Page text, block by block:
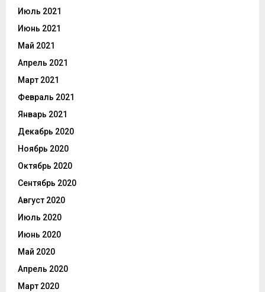
Июль 2021
Июнь 2021
Май 2021
Апрель 2021
Март 2021
Февраль 2021
Январь 2021
Декабрь 2020
Ноябрь 2020
Октябрь 2020
Сентябрь 2020
Август 2020
Июль 2020
Июнь 2020
Май 2020
Апрель 2020
Март 2020